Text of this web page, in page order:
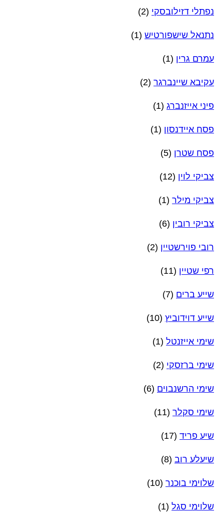
נפתלי דזילובסקי (2)
נתנאל שישפורטיש (1)
עמרם גרין (1)
עקיבא שיינברגר (2)
פיני אייזנברג (1)
פסח איידנסון (1)
פסח שטרן (5)
צביקי לוין (12)
צביקי מילר (1)
צביקי רובין (6)
רובי פוירשטיין (2)
רפי שטיין (11)
שייע ברים (7)
שייע דוידוביץ (10)
שימי אייזנטל (1)
שימי ברזסקי (2)
שימי הרשנבוים (6)
שימי סקלר (11)
שיע פריד (17)
שיעלע רוב (8)
שלוימי בוכנר (10)
שלוימי סגל (1)